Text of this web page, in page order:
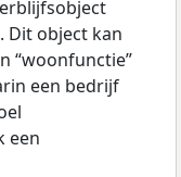
Dit object kan
“woonfunctie”
een bedrijf
een